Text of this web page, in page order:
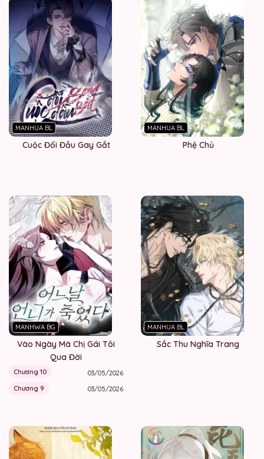
MANHUA BL
Cuộc Đối Đầu Gay Gắt
MANHUA BL
Phệ Chủ
MANHWA BG
Vào Ngày Mà Chị Gái Tôi
Qua Đời
Chương 10
03/05/2026
Chương 9
03/05/2026
MANHUA BL
Sắc Thu Nghĩa Trang